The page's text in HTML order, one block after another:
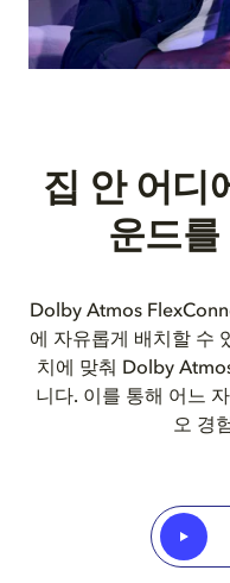
집 안 어디
운드
Dolby Atmos
에 자유롭게 배치할 수
치에 맞춰 Dolby
니다. 이를 통해 어느
오 경